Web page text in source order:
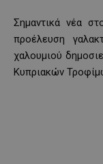
Σημαντικά νέα
προέλευση
χαλουμιού
Κυπριακών